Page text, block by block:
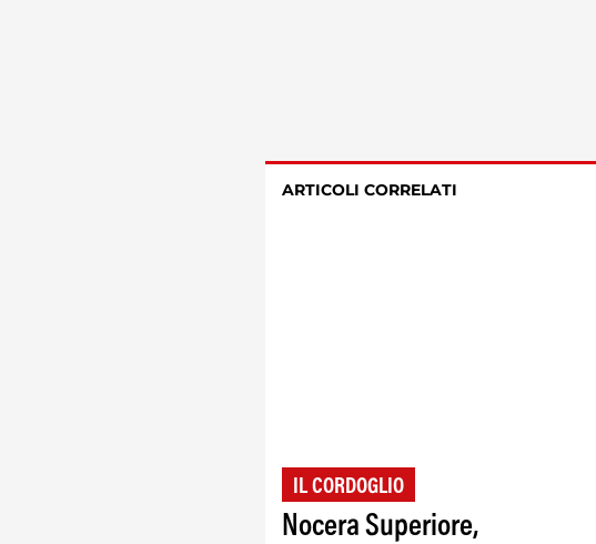
ARTICOLI CORRELATI
IL CORDOGLIO
Nocera Superiore,